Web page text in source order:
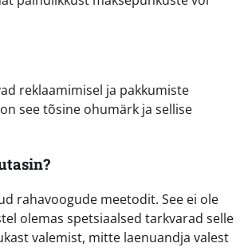
reklaamimisel ja pakkumiste
see tõsine ohumärk ja sellise
rahavoogude meetodit. See ei ole
olemas spetsiaalsed tarkvarad selle
valemist, mitte laenuandja valest